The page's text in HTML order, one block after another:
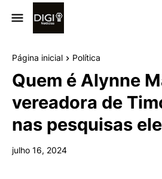
Página inicial Política
Quem é Alynne
vereadora de
nas pesquisas
julho 16, 2024